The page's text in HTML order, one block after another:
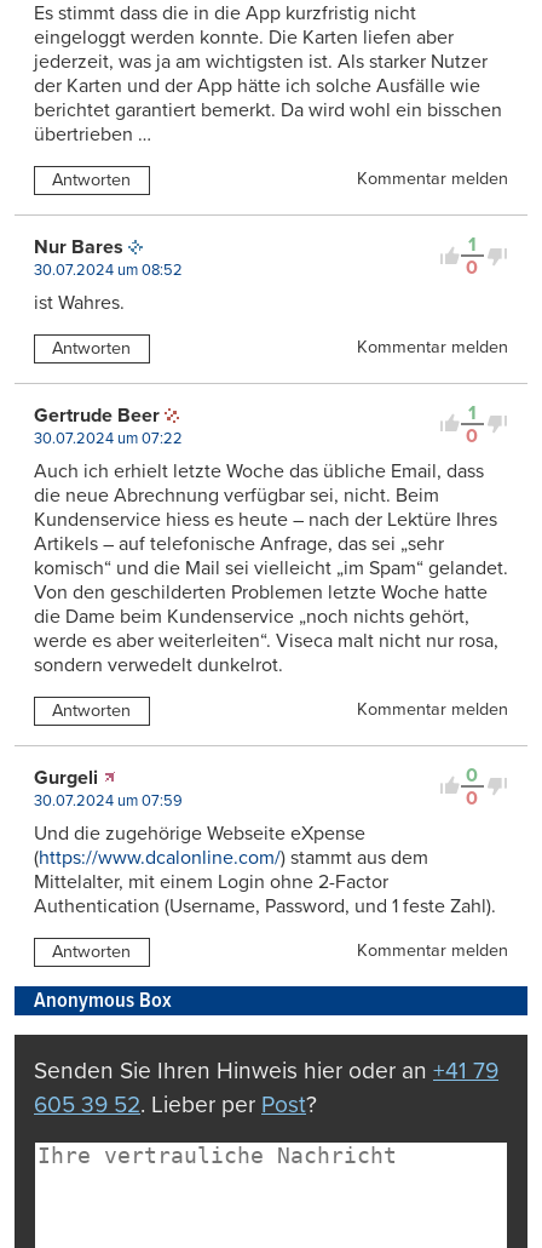
Es stimmt dass die in die App kurzfristig nicht
eingeloggt werden konnte. Die Karten liefen aber
jederzeit, was ja am wichtigsten ist. Als starker Nutzer
der Karten und der App hätte ich solche Ausfälle wie
berichtet garantiert bemerkt. Da wird wohl ein bisschen
übertrieben …
Antworten Kommentar melden
1
0
Nur Bares
30.07.2024 um 08:52
ist Wahres.
Antworten Kommentar melden
1
0
Gertrude Beer
30.07.2024 um 07:22
Auch ich erhielt letzte Woche das übliche Email, dass
die neue Abrechnung verfügbar sei, nicht. Beim
Kundenservice hiess es heute – nach der Lektüre Ihres
Artikels – auf telefonische Anfrage, das sei „sehr
komisch“ und die Mail sei vielleicht „im Spam“ gelandet.
Von den geschilderten Problemen letzte Woche hatte
die Dame beim Kundenservice „noch nichts gehört,
werde es aber weiterleiten“. Viseca malt nicht nur rosa,
sondern verwedelt dunkelrot.
Antworten Kommentar melden
0
0
Gurgeli
30.07.2024 um 07:59
Und die zugehörige Webseite eXpense
(https://www.dcalonline.com/) stammt aus dem
Mittelalter, mit einem Login ohne 2-Factor
Authentication (Username, Password, und 1 feste Zahl).
Antworten Kommentar melden
Anonymous Box
Senden Sie Ihren Hinweis hier oder an +41 79
605 39 52. Lieber per Post?